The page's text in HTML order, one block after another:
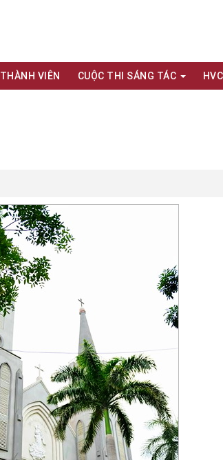
THÀNH VIÊN CUỘC THI SÁNG TÁC